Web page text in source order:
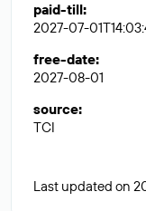
paid-till:
2027-07-
free-date:
2027-08-01
source:
TCI
Last updated on